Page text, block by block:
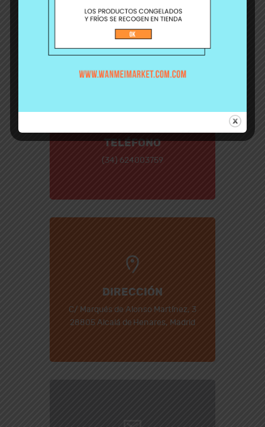
o característica) no
dudes en contactar con
nosotros.
TELÉFONO
(34) 624003759
DIRECCIÓN
C/ Marqués de Alonso Martínez, 3
28805 Alcalá de Henares, Madrid